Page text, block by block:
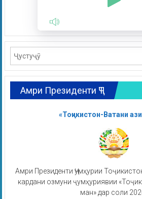
Амри Президенти ҶТ
«Тоҷикистон-Ватани
Амри Президенти Ҷумҳурии
кардани озмуни ҷумҳуриявии
ман» дар соли